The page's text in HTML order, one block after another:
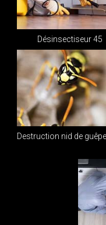
Désinsectiseur 45
Destruction nid de